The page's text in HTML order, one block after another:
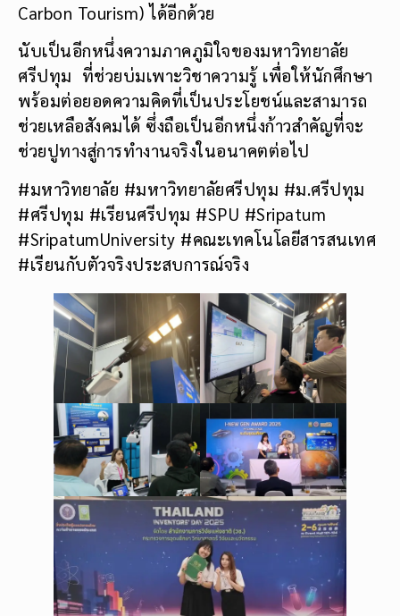
Carbon Tourism) ได้อีกด้วย
นับเป็นอีกหนึ่งความภาคภูมิใจของมหาวิทยาลัย
ศรีปทุม ที่ช่วยบ่มเพาะวิชาความรู้ เพื่อให้นักศึกษา
พร้อมต่อยอดความคิดที่เป็นประโยชน์และสามารถ
ช่วยเหลือสังคมได้ ซึ่งถือเป็นอีกหนึ่งก้าวสำคัญที่จะ
ช่วยปูทางสู่การทำงานจริงในอนาคตต่อไป
#มหาวิทยาลัย #มหาวิทยาลัยศรีปทุม #ม.ศรีปทุม
#ศรีปทุม #เรียนศรีปทุม #SPU #Sripatum
#SripatumUniversity #คณะเทคโนโลยีสารสนเทศ
#เรียนกับตัวจริงประสบการณ์จริง